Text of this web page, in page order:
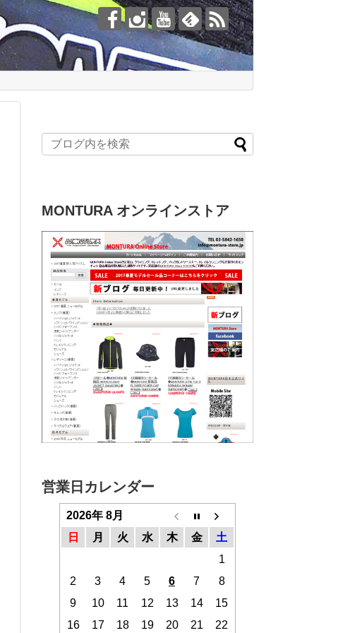
MONTURA オンラインストア
営業日カレンダー
2026年 8月
日
月 火 水 木 金
土
1
2
3 4 5 6 7
8
9
10 11 12 13 14
15
16
17 18 19 20 21 22